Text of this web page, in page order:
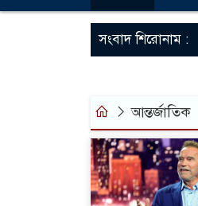
সংবাদ শিরোনাম :
আন্তর্জাতিক